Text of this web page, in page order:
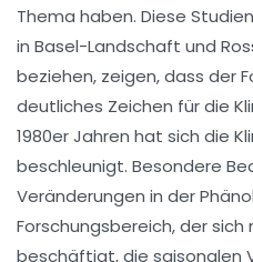
Thema haben. Diese
in Basel-Landschaft und
beziehen, zeigen, dass der
deutliches Zeichen für die
1980er Jahren hat sich die
beschleunigt. Besondere
Veränderungen in der
Forschungsbereich, der
beschäftigt, die saisonalen